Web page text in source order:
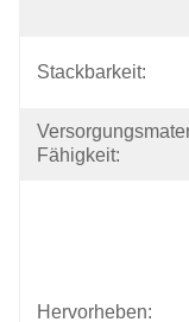
Stackbarkeit:
Fähigkeit:
Hervorheben: